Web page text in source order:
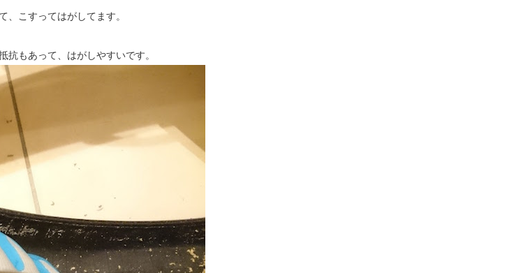
こすってはがしてます。
もあって、はがしやすいです。